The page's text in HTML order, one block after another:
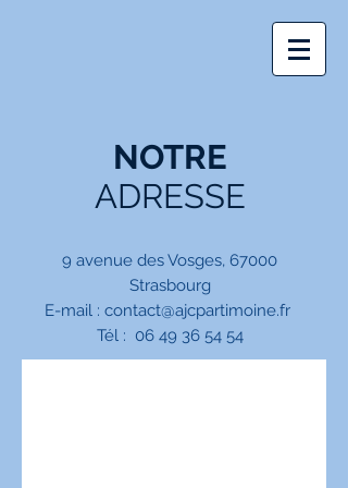
NOTRE
ADRESSE
9 avenue des Vosges, 67000
Strasbourg
E-mail : contact@ajcpartimoine.fr
Tél : 06 49 36 54 54